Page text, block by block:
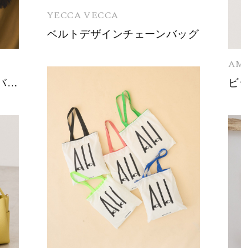
ダブルハンドルショルダーバッグ
YECCA VECCA
ベルトデザインチェーンバッグ